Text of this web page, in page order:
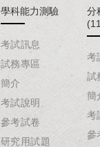
學科能力測驗
考試訊息
試務專區
簡介
考試說明
參考試卷
研究用試題
分
考
試
簡
考
參